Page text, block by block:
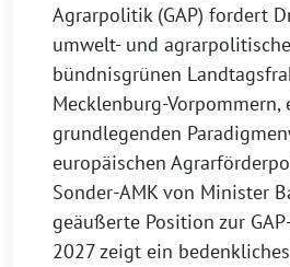
Agrarpolitik (GAP) fordert
umwelt- und
bündnisgrünen
Mecklenburg-Vorpommern,
grundlegenden
europäischen
Sonder-AMK von Minister
geäußerte Position zur
2027 zeigt ein